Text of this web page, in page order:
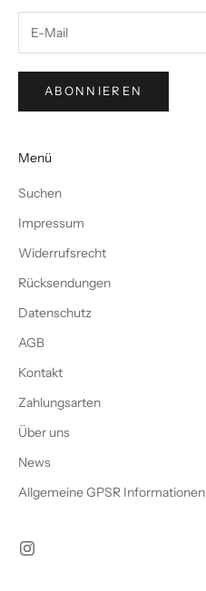
ABONNIEREN
Menü
Suchen
Impressum
Widerrufsrecht
Rücksendungen
Datenschutz
AGB
Kontakt
Zahlungsarten
Über uns
News
Allgemeine GPSR Informationen